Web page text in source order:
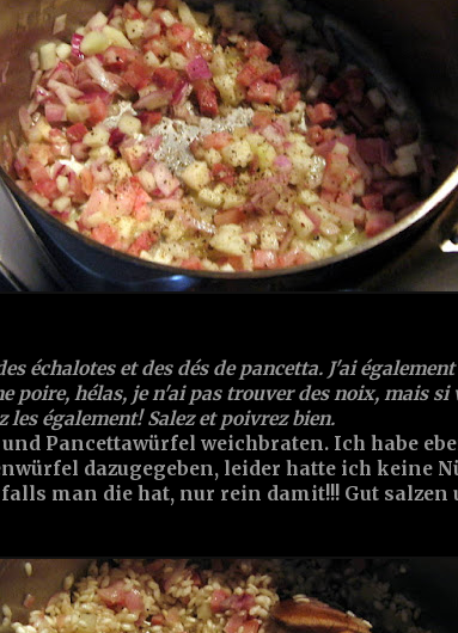
échaloteset des dés depancetta. J'ai
poire, hélas, je n'ai pas trouver desnoix, mais si
les également! Salez et poivrez bien.
und Pancettawürfel weichbraten. Ich habe
nwürfel dazugegeben, leider hatte ich keine
falls man die hat, nur rein damit!!! Gut salzen